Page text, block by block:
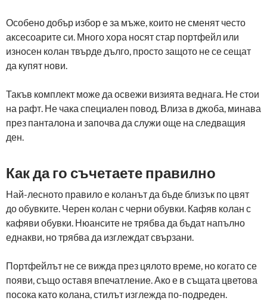
Особено добър избор е за мъже, които не сменят често
аксесоарите си. Много хора носят стар портфейл или
износен колан твърде дълго, просто защото не се сещат
да купят нови.
Такъв комплект може да освежи визията веднага. Не стои
на рафт. Не чака специален повод. Влиза в джоба, минава
през панталона и започва да служи още на следващия
ден.
Как да го съчетаете правилно
Най-лесното правило е коланът да бъде близък по цвят
до обувките. Черен колан с черни обувки. Кафяв колан с
кафяви обувки. Нюансите не трябва да бъдат напълно
еднакви, но трябва да изглеждат свързани.
Портфейлът не се вижда през цялото време, но когато се
появи, също оставя впечатление. Ако е в същата цветова
посока като колана, стилът изглежда по-подреден.